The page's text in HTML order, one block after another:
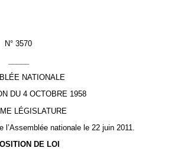
N° 3570
NATIONALE
DU 4 OCTOBRE 1958
LÉGISLATURE
nationale le 22 juin 2011.
DE LOI